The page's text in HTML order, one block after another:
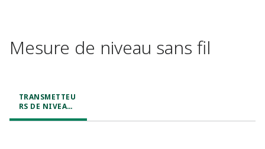
Mesure de niveau sans fil​
TRANSMETTEU
RS DE NIVEAU